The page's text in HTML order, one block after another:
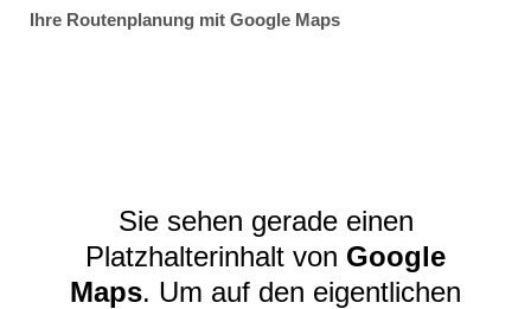
Ihre Routenplanung mit Google Maps
Sie sehen gerade einen
Platzhalterinhalt von Google
Maps. Um auf den eigentlichen